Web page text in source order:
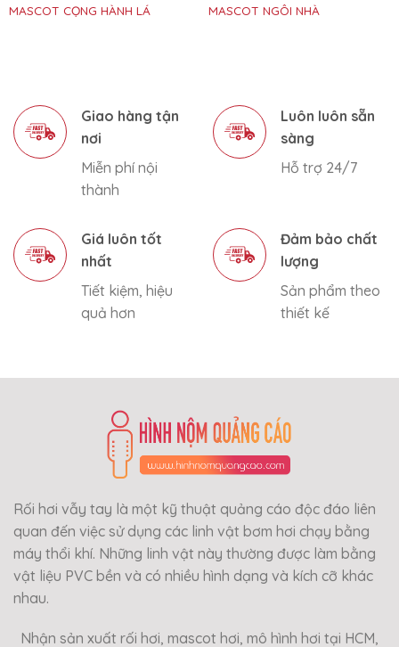
MASCOT CỌNG HÀNH LÁ MASCOT NGÔI NHÀ
Giao hàng tận
nơi
Miễn phí nội
thành
Luôn luôn sẵn
sàng
Hỗ trợ 24/7
Giá luôn tốt
nhất
Tiết kiệm, hiệu
quả hơn
Đảm bảo chất
lượng
Sản phẩm theo
thiết kế
Rối hơi vẫy tay là một kỹ thuật quảng cáo độc đáo liên
quan đến việc sử dụng các linh vật bơm hơi chạy bằng
máy thổi khí. Những linh vật này thường được làm bằng
vật liệu PVC bền và có nhiều hình dạng và kích cỡ khác
nhau.
Nhận sản xuất rối hơi, mascot hơi, mô hình hơi tại HCM,